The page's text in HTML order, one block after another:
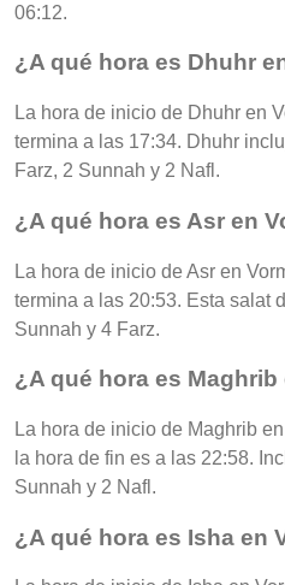
06:12.
¿A qué hora es Dhuhr
La hora de inicio de Dhuhr en
termina a las 17:34. Dhuhr
Farz, 2 Sunnah y 2 Nafl.
¿A qué hora es Asr en
La hora de inicio de Asr en
termina a las 20:53. Esta salat
Sunnah y 4 Farz.
¿A qué hora es Maghrib
La hora de inicio de Maghrib
la hora de fin es a las 22:58.
Sunnah y 2 Nafl.
¿A qué hora es Isha en